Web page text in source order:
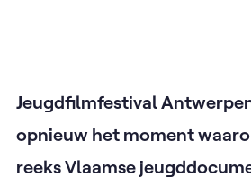
Jeugdfilmfestival
opnieuw het moment
reeks Vlaamse